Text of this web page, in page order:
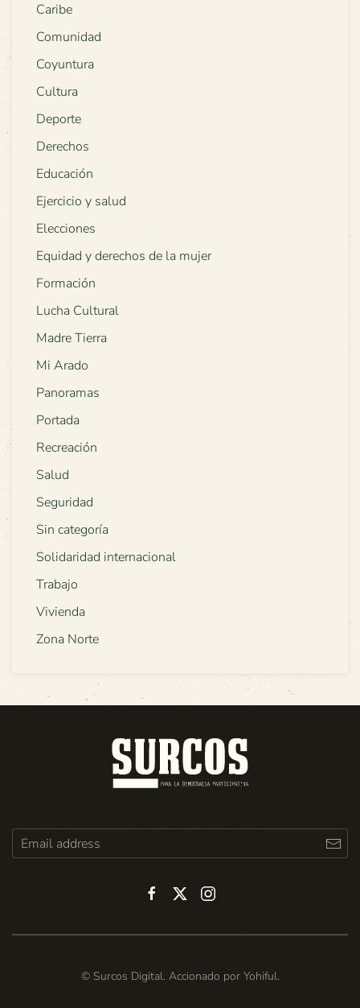
Caribe
Comunidad
Coyuntura
Cultura
Deporte
Derechos
Educación
Ejercicio y salud
Elecciones
Equidad y derechos de la mujer
Formación
Lucha Cultural
Madre Tierra
Mi Arado
Panoramas
Portada
Recreación
Salud
Seguridad
Sin categoría
Solidaridad internacional
Trabajo
Vivienda
Zona Norte
© Surcos Digital. Accionado por Yohiful.